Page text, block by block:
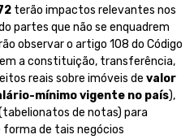
terão impactos relevantes nos
partes que não se enquadrem
observar o artigo 108 do Código
a constituição, transferência,
reais sobre imóveis de valor
mínimo vigente no país),
de notas) para
forma de tais negócios